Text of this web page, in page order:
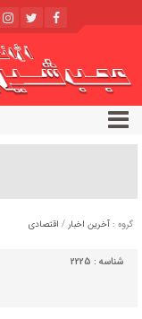
گروه : آخرین اخبار / اقتصادی
شناسه : 2225